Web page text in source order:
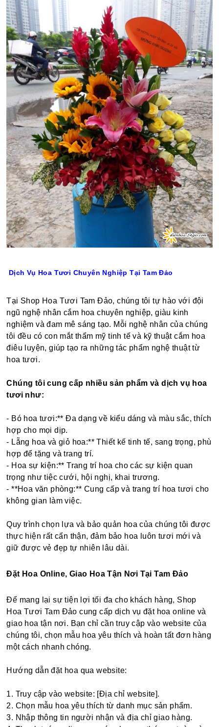
Dịch Vụ Hoa Tươi Chuyên Nghiệp Tại Tam Đảo
Tại Shop Hoa Tươi Tam Đảo, chúng tôi tự hào với đội
ngũ nghệ nhân cắm hoa chuyên nghiệp, giàu kinh
nghiệm và đam mê sáng tạo. Mỗi nghệ nhân của chúng
tôi đều có con mắt thẩm mỹ tinh tế và kỹ thuật cắm hoa
điêu luyện, giúp tạo ra những tác phẩm nghệ thuật từ
hoa tươi.
Chúng tôi cung cấp nhiều sản phẩm và dịch vụ hoa
tươi như:
- Bó hoa tươi:** Đa dạng về kiểu dáng và màu sắc, thích
hợp cho mọi dịp.
- Lẵng hoa và giỏ hoa:** Thiết kế tinh tế, sang trọng, phù
hợp để tặng và trang trí.
- Hoa sự kiện:** Trang trí hoa cho các sự kiện quan
trọng như tiệc cưới, hội nghị, khai trương.
- **Hoa văn phòng:** Cung cấp và trang trí hoa tươi cho
không gian làm việc.
Quy trình chọn lựa và bảo quản hoa của chúng tôi được
thực hiện rất cẩn thận, đảm bảo hoa luôn tươi mới và
giữ được vẻ đẹp tự nhiên lâu dài.
Đặt Hoa Online, Giao Hoa Tận Nơi Tại Tam Đảo
Để mang lại sự tiện lợi tối đa cho khách hàng, Shop
Hoa Tươi Tam Đảo cung cấp dịch vụ đặt hoa online và
giao hoa tận nơi. Bạn chỉ cần truy cập vào website của
chúng tôi, chọn mẫu hoa yêu thích và hoàn tất đơn hàng
một cách nhanh chóng.
Hướng dẫn đặt hoa qua website:
1. Truy cập vào website: [Địa chỉ website].
2. Chọn mẫu hoa yêu thích từ danh mục sản phẩm.
3. Nhập thông tin người nhận và địa chỉ giao hàng.